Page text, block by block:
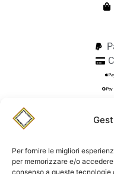
Per fornire le migliori
per memorizzare e/o
consenso a queste tecnologie